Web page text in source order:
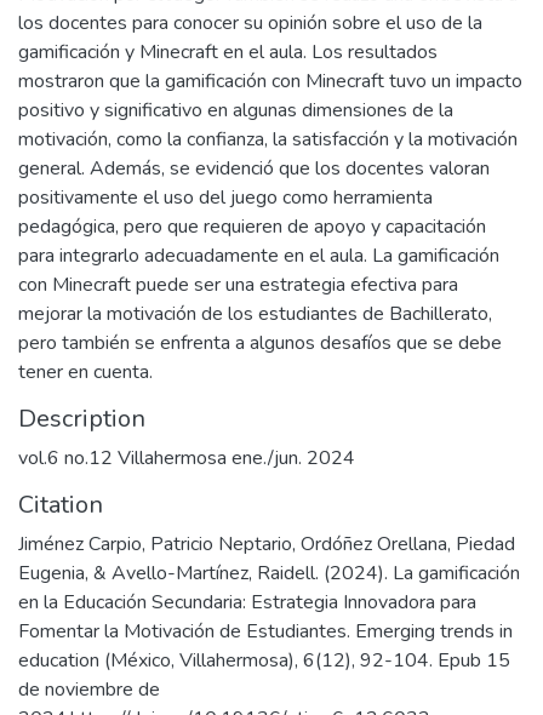
los docentes para conocer su opinión sobre el uso de la
gamificación y Minecraft en el aula. Los resultados
mostraron que la gamificación con Minecraft tuvo un impacto
positivo y significativo en algunas dimensiones de la
motivación, como la confianza, la satisfacción y la motivación
general. Además, se evidenció que los docentes valoran
positivamente el uso del juego como herramienta
pedagógica, pero que requieren de apoyo y capacitación
para integrarlo adecuadamente en el aula. La gamificación
con Minecraft puede ser una estrategia efectiva para
mejorar la motivación de los estudiantes de Bachillerato,
pero también se enfrenta a algunos desafíos que se debe
tener en cuenta.
Description
vol.6 no.12 Villahermosa ene./jun. 2024
Citation
Jiménez Carpio, Patricio Neptario, Ordóñez Orellana, Piedad
Eugenia, & Avello-Martínez, Raidell. (2024). La gamificación
en la Educación Secundaria: Estrategia Innovadora para
Fomentar la Motivación de Estudiantes. Emerging trends in
education (México, Villahermosa), 6(12), 92-104. Epub 15
de noviembre de